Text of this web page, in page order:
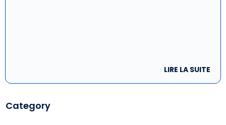
Category
LIRE LA SUITE